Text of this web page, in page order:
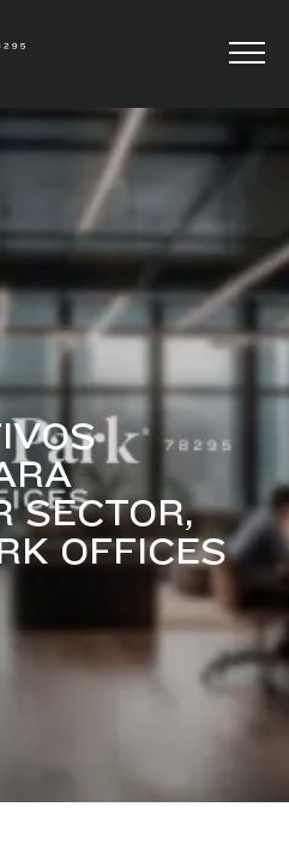
SECTOR,
OFFICES